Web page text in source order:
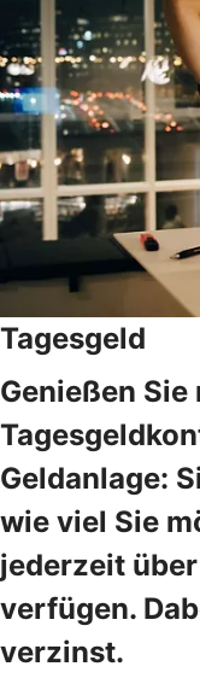
Tagesgeld
Genießen Sie
Geldanlage:
wie viel Sie
jederzeit
verfügen.
verzinst.